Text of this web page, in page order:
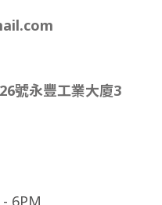
號永豐工業大廈3
6PM